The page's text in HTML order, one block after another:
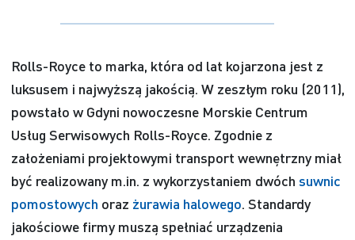
Rolls-Royce to marka, która od lat kojarzona jest z
luksusem i najwyższą jakością. W zeszłym roku (2011),
powstało w Gdyni nowoczesne Morskie Centrum
Usług Serwisowych Rolls-Royce. Zgodnie z
założeniami projektowymi transport wewnętrzny miał
być realizowany m.in. z wykorzystaniem dwóch suwnic
pomostowych oraz żurawia halowego. Standardy
jakościowe firmy muszą spełniać urządzenia